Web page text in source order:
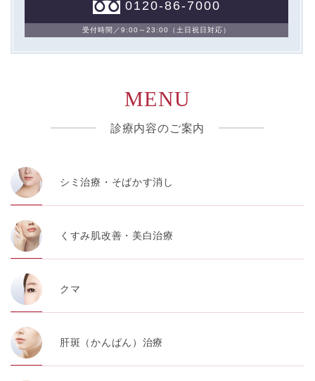
0120-86-7000
受付時間／9:00～23:00（土日祝日対応）
MENU
診療内容のご案内
シミ治療・そばかす消し
くすみ肌改善・美白治療
クマ
肝斑（かんぱん）治療